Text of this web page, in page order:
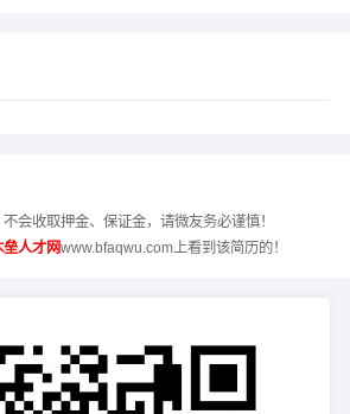
会收取押金、保证金，请微友务必谨慎！
垒人才网www.bfaqwu.com上看到该简历的！